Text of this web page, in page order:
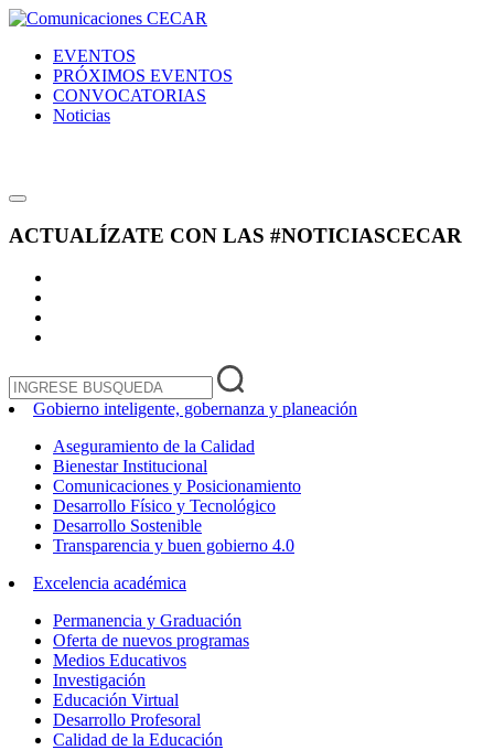
EVENTOS
PRÓXIMOS EVENTOS
CONVOCATORIAS
Noticias
ACTUALÍZATE CON LAS #NOTICIASCECAR
Gobierno inteligente, gobernanza y planeación
Aseguramiento de la Calidad
Bienestar Institucional
Comunicaciones y Posicionamiento
Desarrollo Físico y Tecnológico
Desarrollo Sostenible
Transparencia y buen gobierno 4.0
Excelencia académica
Permanencia y Graduación
Oferta de nuevos programas
Medios Educativos
Investigación
Educación Virtual
Desarrollo Profesoral
Calidad de la Educación